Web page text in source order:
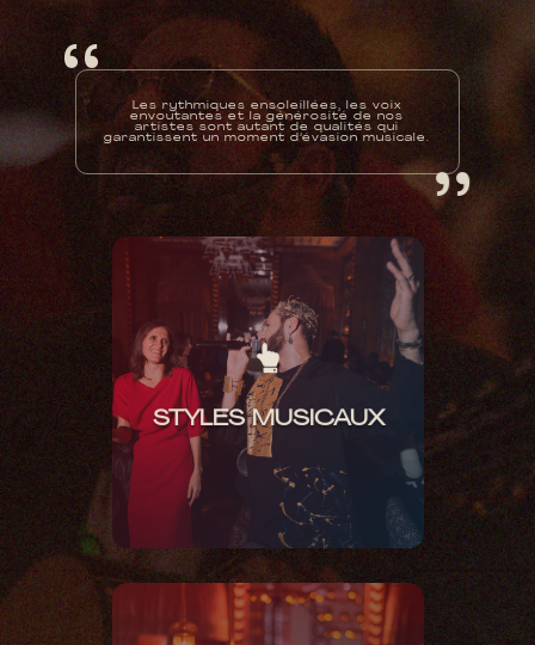
‘ ‘
Les rythmiques ensoleillées, les voix
envoutantes et la générosité de nos
artistes sont autant de qualités qui
garantissent un moment d’évasion musicale.
‘ ‘

STYLES MUSICAUX

#CHANSONS ORIENTALES
#INFLUENCE
MÉDITERRANÉENNE